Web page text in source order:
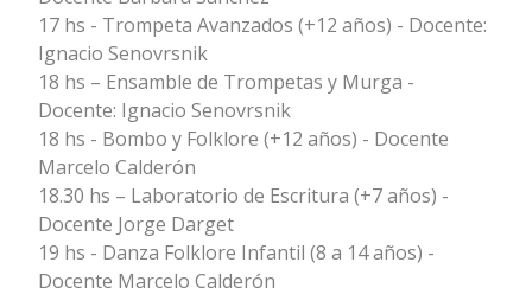
17 hs - Trompeta Avanzados (+12 años) - Docente:
Ignacio Senovrsnik
18 hs – Ensamble de Trompetas y Murga -
Docente: Ignacio Senovrsnik
18 hs - Bombo y Folklore (+12 años) - Docente
Marcelo Calderón
18.30 hs – Laboratorio de Escritura (+7 años) -
Docente Jorge Darget
19 hs - Danza Folklore Infantil (8 a 14 años) -
Docente Marcelo Calderón